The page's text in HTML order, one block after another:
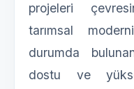
projeleri
tarımsal
durumda
dostu ve